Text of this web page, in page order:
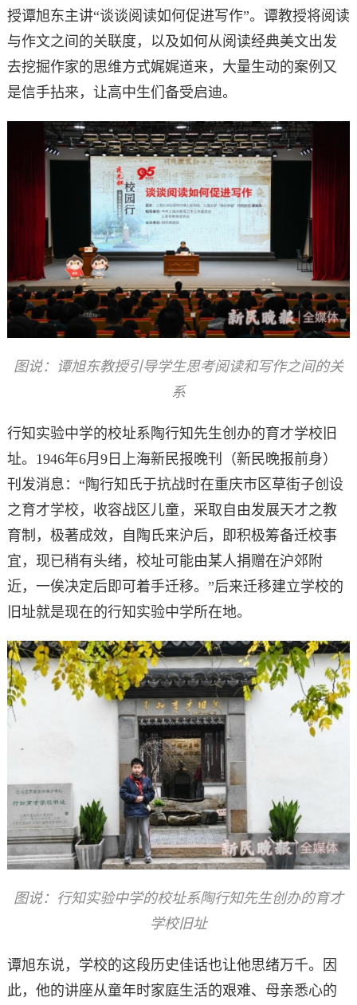
授谭旭东主讲“谈谈阅读如何促进写作”。谭教授将阅读
与作文之间的关联度，以及如何从阅读经典美文出发
去挖掘作家的思维方式娓娓道来，大量生动的案例又
是信手拈来，让高中生们备受启迪。
图说：谭旭东教授引导学生思考阅读和写作之间的关
系
行知实验中学的校址系陶行知先生创办的育才学校旧
址。1946年6月9日上海新民报晚刊（新民晚报前身）
刊发消息：“陶行知氏于抗战时在重庆市区草街子创设
之育才学校，收容战区儿童，采取自由发展天才之教
育制，极著成效，自陶氏来沪后，即积极筹备迁校事
宜，现已稍有头绪，校址可能由某人捐赠在沪郊附
近，一俟决定后即可着手迁移。”后来迁移建立学校的
旧址就是现在的行知实验中学所在地。
图说：行知实验中学的校址系陶行知先生创办的育才
学校旧址
谭旭东说，学校的这段历史佳话也让他思绪万千。因
此，他的讲座从童年时家庭生活的艰难、母亲悉心的